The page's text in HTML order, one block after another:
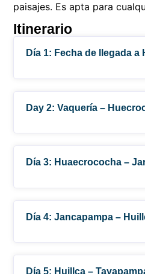
paisajes. Es apta para
Itinerario
Día 1: Fecha de llegada a
Day 2: Vaquería –
Día 3: Huaecrococha –
Día 4: Jancapampa –
Día 5: Huillca –